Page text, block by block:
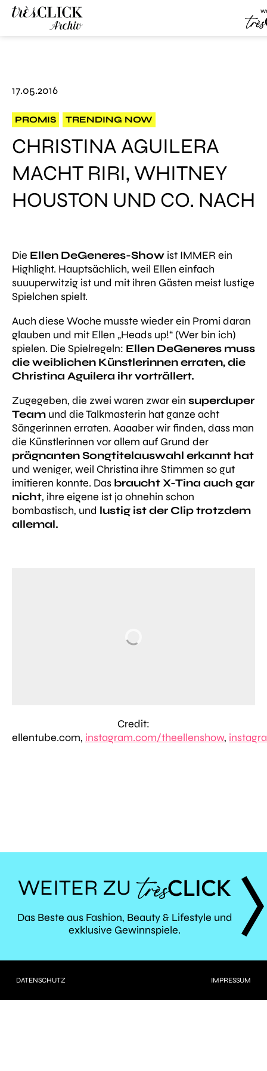
17.05.2016
PROMIS TRENDING NOW
CHRISTINA AGUILERA
MACHT RIRI, WHITNEY
HOUSTON UND CO. NACH
Die Ellen DeGeneres-Show ist IMMER ein
Highlight. Hauptsächlich, weil Ellen einfach
suuuperwitzig ist und mit ihren Gästen meist lustige
Spielchen spielt.
Auch diese Woche musste wieder ein Promi daran
glauben und mit Ellen „Heads up!“ (Wer bin ich)
spielen. Die Spielregeln: Ellen DeGeneres muss
die weiblichen Künstlerinnen erraten, die
Christina Aguilera ihr vorträllert.
Zugegeben, die zwei waren zwar ein superduper
Team und die Talkmasterin hat ganze acht
Sängerinnen erraten. Aaaaber wir finden, dass man
die Künstlerinnen vor allem auf Grund der
prägnanten Songtitelauswahl erkannt hat
und weniger, weil Christina ihre Stimmen so gut
imitieren konnte. Das braucht X-Tina auch gar
nicht, ihre eigene ist ja ohnehin schon
bombastisch, und lustig ist der Clip trotzdem
allemal.
Credit:
ellentube.com, instagram.com/theellenshow,
WEITER ZU
TRÈS
CLICK
Das Beste aus Fashion, Beauty & Lifestyle und
exklusive Gewinnspiele.
DATENSCHUTZ IMPRESSUM